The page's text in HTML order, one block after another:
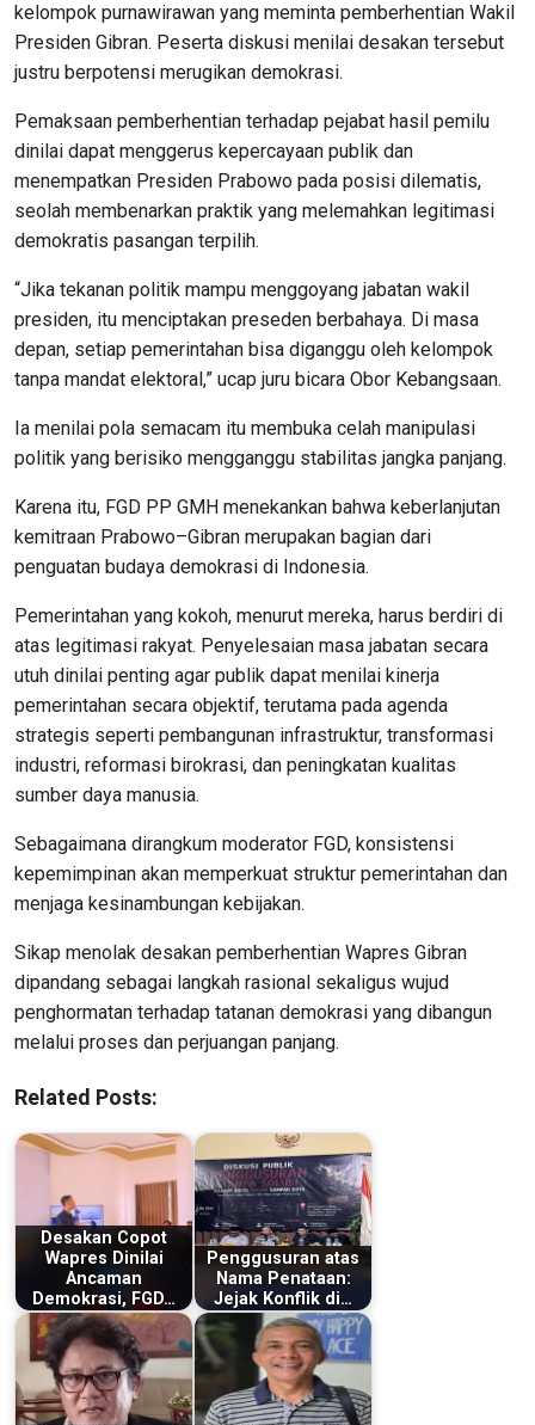
kelompok purnawirawan yang meminta pemberhentian Wakil
Presiden Gibran. Peserta diskusi menilai desakan tersebut
justru berpotensi merugikan demokrasi.
Pemaksaan pemberhentian terhadap pejabat hasil pemilu
dinilai dapat menggerus kepercayaan publik dan
menempatkan Presiden Prabowo pada posisi dilematis,
seolah membenarkan praktik yang melemahkan legitimasi
demokratis pasangan terpilih.
“Jika tekanan politik mampu menggoyang jabatan wakil
presiden, itu menciptakan preseden berbahaya. Di masa
depan, setiap pemerintahan bisa diganggu oleh kelompok
tanpa mandat elektoral,” ucap juru bicara Obor Kebangsaan.
Ia menilai pola semacam itu membuka celah manipulasi
politik yang berisiko mengganggu stabilitas jangka panjang.
Karena itu, FGD PP GMH menekankan bahwa keberlanjutan
kemitraan Prabowo–Gibran merupakan bagian dari
penguatan budaya demokrasi di Indonesia.
Pemerintahan yang kokoh, menurut mereka, harus berdiri di
atas legitimasi rakyat. Penyelesaian masa jabatan secara
utuh dinilai penting agar publik dapat menilai kinerja
pemerintahan secara objektif, terutama pada agenda
strategis seperti pembangunan infrastruktur, transformasi
industri, reformasi birokrasi, dan peningkatan kualitas
sumber daya manusia.
Sebagaimana dirangkum moderator FGD, konsistensi
kepemimpinan akan memperkuat struktur pemerintahan dan
menjaga kesinambungan kebijakan.
Sikap menolak desakan pemberhentian Wapres Gibran
dipandang sebagai langkah rasional sekaligus wujud
penghormatan terhadap tatanan demokrasi yang dibangun
melalui proses dan perjuangan panjang.
Related Posts:
Desakan Copot
Wapres Dinilai
Ancaman
Demokrasi, FGD…
Penggusuran atas
Nama Penataan:
Jejak Konflik di…